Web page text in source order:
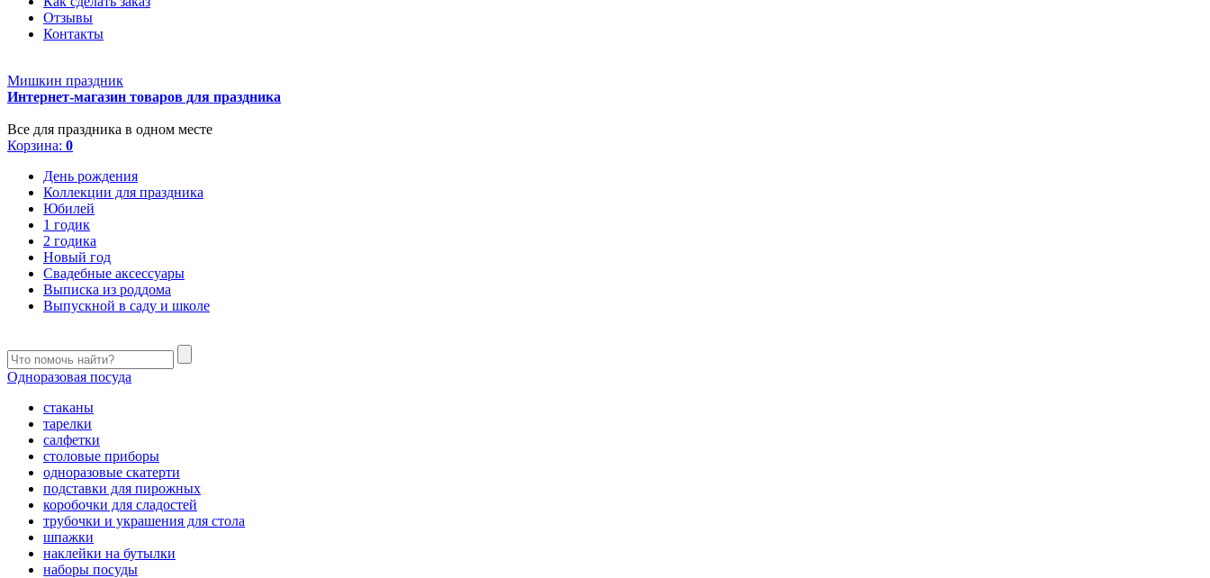
Отзывы
Контакты
Мишкин праздник
Интернет-магазин товаров для праздника
Все для праздника в одном месте
Корзина: 0
День рождения
Коллекции для праздника
Юбилей
1 годик
2 годика
Новый год
Свадебные аксессуары
Выписка из роддома
Выпускной в саду и школе
Одноразовая посуда
стаканы
тарелки
салфетки
столовые приборы
одноразовые скатерти
подставки для пирожных
коробочки для сладостей
трубочки и украшения для стола
шпажки
наклейки на бутылки
наборы посуды